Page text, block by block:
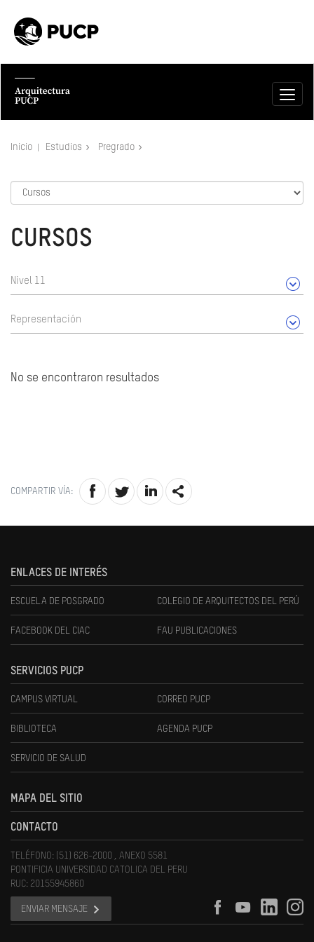
Inicio Estudios Pregrado
CURSOS
Nivel 11
Representación
No se encontraron resultados
COMPARTIR VÍA:
ENLACES DE INTERÉS
ESCUELA DE POSGRADO COLEGIO DE ARQUITECTOS DEL PERÚ
FACEBOOK DEL CIAC FAU PUBLICACIONES
SERVICIOS PUCP
CAMPUS VIRTUAL CORREO PUCP
BIBLIOTECA AGENDA PUCP
SERVICIO DE SALUD
MAPA DEL SITIO
CONTACTO
TELÉFONO: (51) 626-2000 , ANEXO 5581
PONTIFICIA UNIVERSIDAD CATOLICA DEL PERU
RUC: 20155945860
ENVIAR MENSAJE